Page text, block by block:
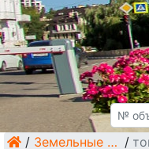
/ Земельные участки /
Земельный